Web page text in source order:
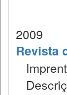
2009
Revista